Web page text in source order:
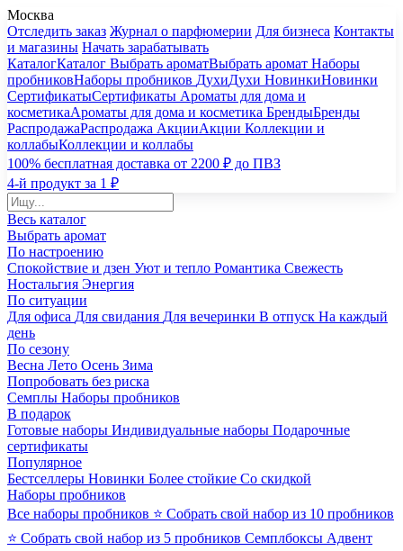
Москва
Отследить заказ Журнал о парфюмерии Для бизнеса Контакты
и магазины Начать зарабатывать
КаталогКаталог Выбрать ароматВыбрать аромат Наборы
пробниковНаборы пробников ДухиДухи НовинкиНовинки
СертификатыСертификаты Ароматы для дома и
косметикаАроматы для дома и косметика БрендыБренды
РаспродажаРаспродажа АкцииАкции Коллекции и
коллабыКоллекции и коллабы
100% бесплатная доставка от 2200 ₽ до ПВЗ
4-й продукт за 1 ₽
Весь каталог
Выбрать аромат
По настроению
Спокойствие и дзен Уют и тепло Романтика Свежесть
Ностальгия Энергия
По ситуации
Для офиса Для свидания Для вечеринки В отпуск На каждый
день
По сезону
Весна Лето Осень Зима
Попробовать без риска
Семплы Наборы пробников
В подарок
Готовые наборы Индивидуальные наборы Подарочные
сертификаты
Популярное
Бестселлеры Новинки Более стойкие Со скидкой
Наборы пробников
Все наборы пробников ⭐ Собрать свой набор из 10 пробников
⭐ Собрать свой набор из 5 пробников Семплбоксы Адвент